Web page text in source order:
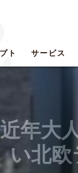
ト サービス
年大
い北